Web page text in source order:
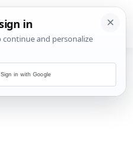
Sign in with Google